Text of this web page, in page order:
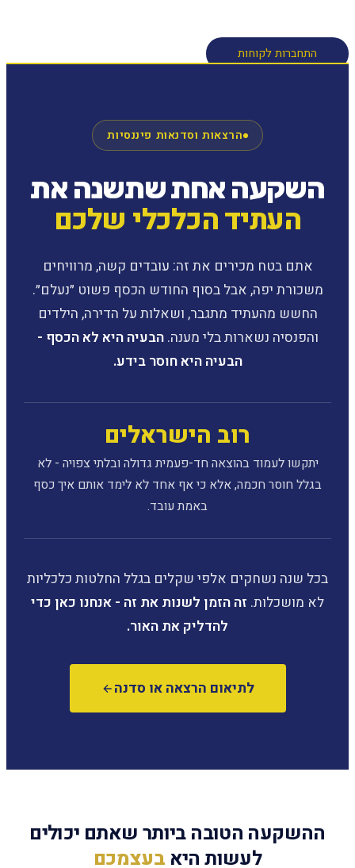
התחברות לקוחות
הרצאות וסדנאות פיננסיות
השקעה אחת שתשנה את
העתיד הכלכלי שלכם
אתם בטח מכירים את זה: עובדים קשה, מרוויחים
משכורת יפה, אבל בסוף החודש הכסף פשוט ״נעלם״.
החשש מהעתיד מתגבר, ושאלות על הדירה, הילדים
והפנסיה נשארות בלי מענה.הבעיה היא לא הכסף -
הבעיה היא חוסר בידע.
רוב הישראלים
יתקשו לעמוד בהוצאה חד-פעמית גדולה ובלתי צפויה - לא
בגלל חוסר חכמה, אלא כי אף אחד לא לימד אותם איך כסף
באמת עובד.
בכל שנה נשחקים אלפי שקלים בגלל החלטות כלכליות
לא מושכלות. זה הזמן לשנות את זה - אנחנו כאן כדי
להדליק את האור.
לתיאום הרצאה או סדנה
ההשקעה הטובה ביותר שאתם יכולים
לעשות היאבעצמכם